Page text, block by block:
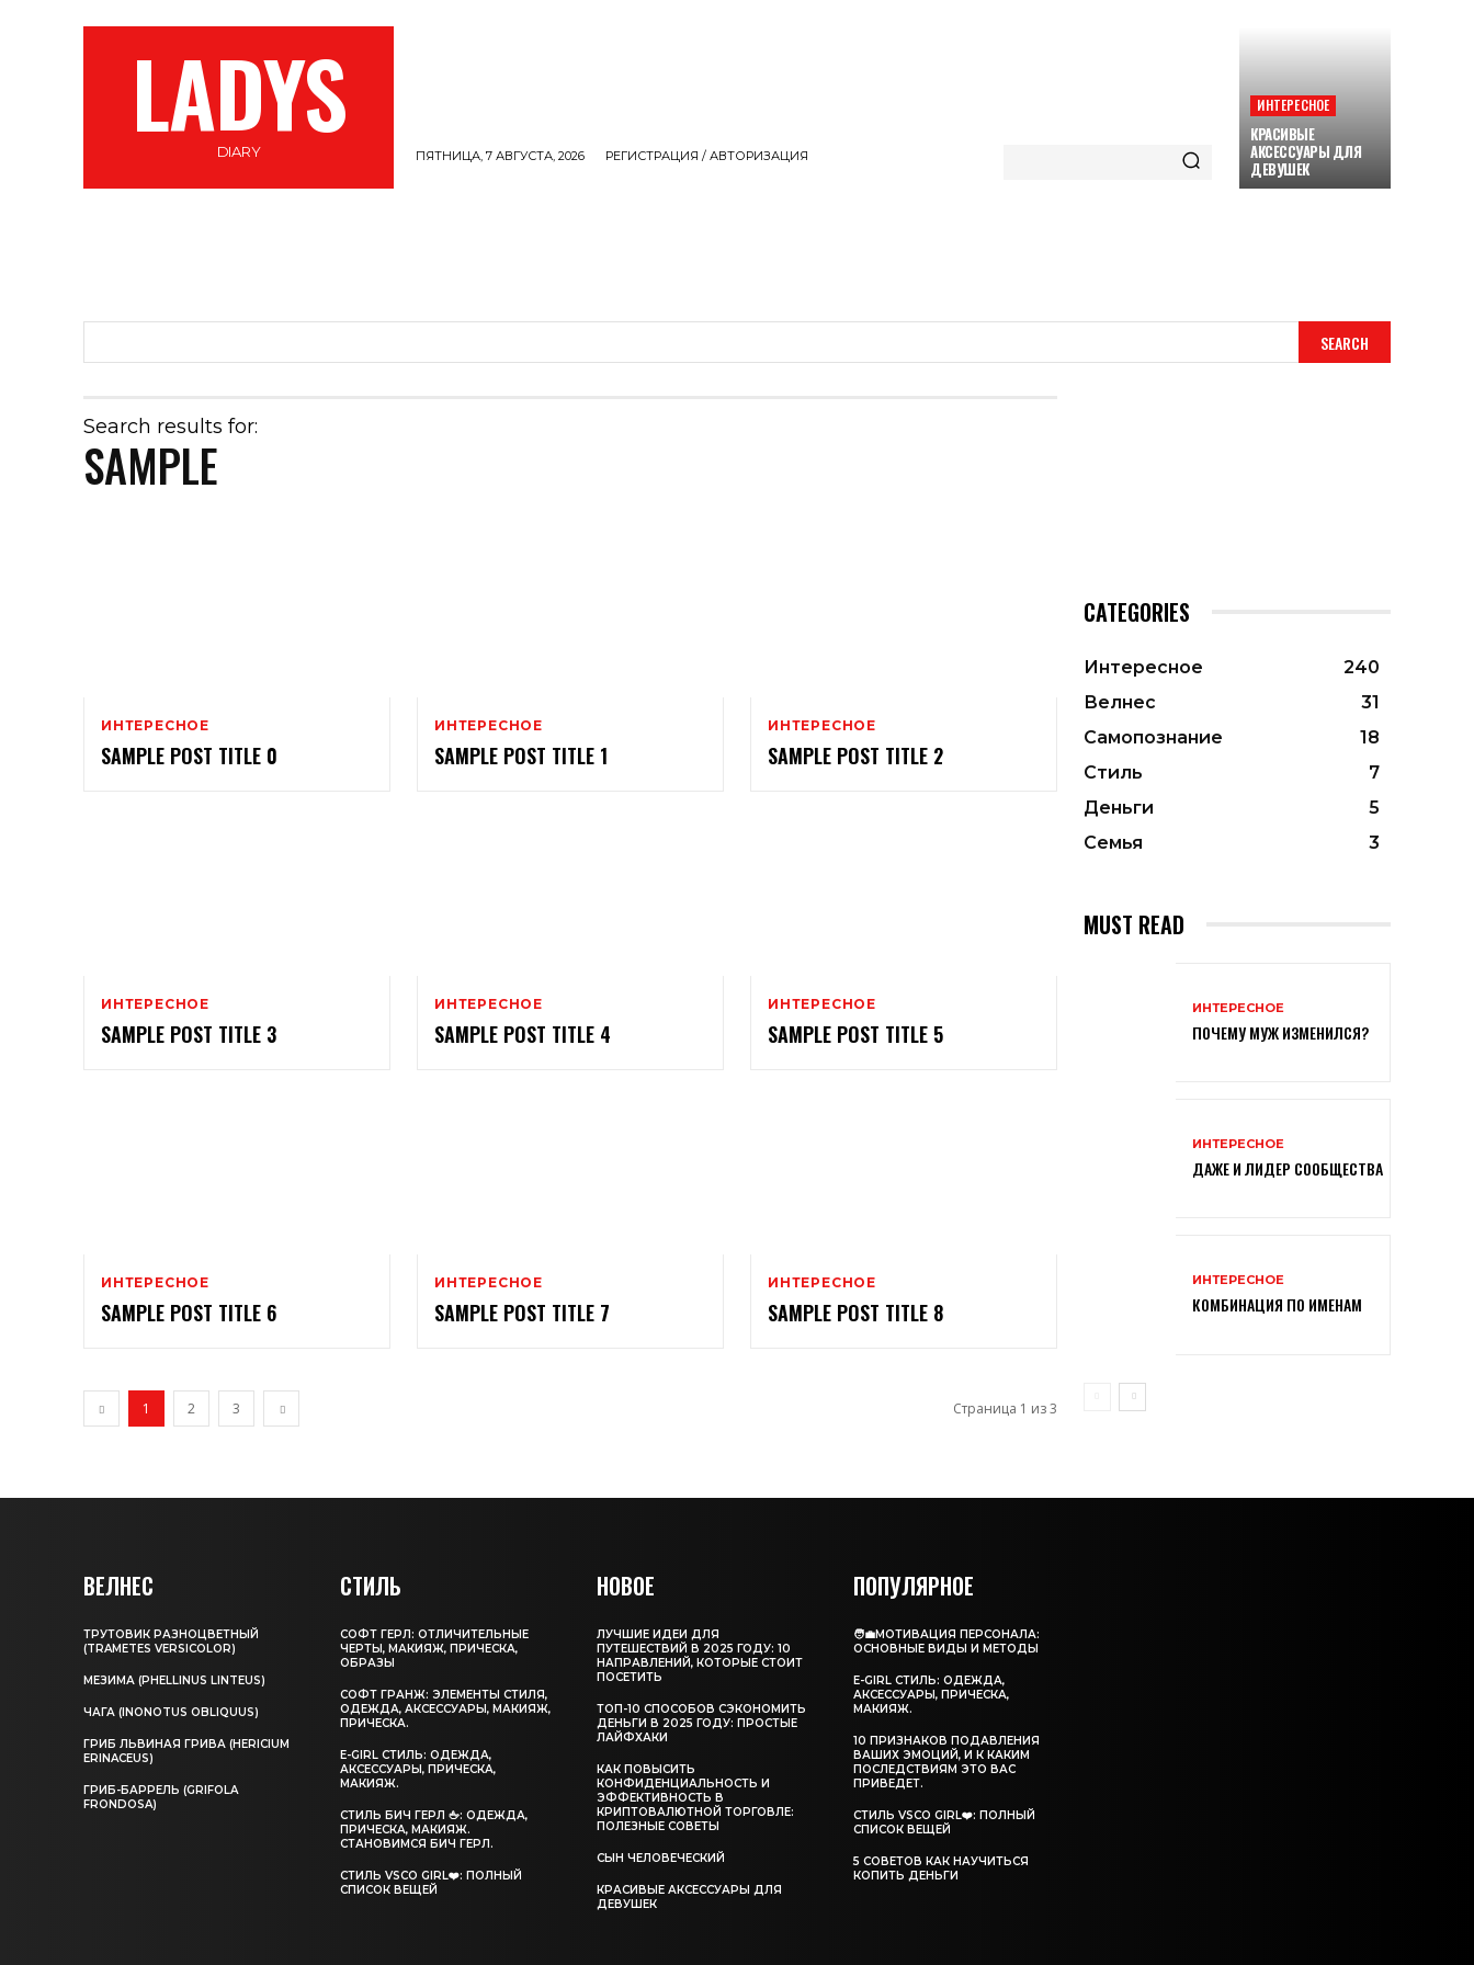
LADYS
DIARY ПЯТНИЦА, 7 АВГУСТА, 2026 РЕГИСТРАЦИЯ / АВТОРИЗАЦИЯ
ИНТЕРЕСНОЕ
КРАСИВЫЕ
АКСЕССУАРЫ ДЛЯ
ДЕВУШЕК
SEARCH
Search results for:
SAMPLE
ИНТЕРЕСНОЕ
SAMPLE POST TITLE 0
ИНТЕРЕСНОЕ
SAMPLE POST TITLE 1
ИНТЕРЕСНОЕ
SAMPLE POST TITLE 2
ИНТЕРЕСНОЕ
SAMPLE POST TITLE 3
ИНТЕРЕСНОЕ
SAMPLE POST TITLE 4
ИНТЕРЕСНОЕ
SAMPLE POST TITLE 5
ИНТЕРЕСНОЕ
SAMPLE POST TITLE 6
ИНТЕРЕСНОЕ
SAMPLE POST TITLE 7
ИНТЕРЕСНОЕ
SAMPLE POST TITLE 8
1 2 3 Страница 1 из 3
CATEGORIES
Интересное
240
Велнес
31
Самопознание
18
Стиль
7
Деньги
5
Семья
3
MUST READ
ИНТЕРЕСНОЕ
ПОЧЕМУ МУЖ ИЗМЕНИЛСЯ?
ИНТЕРЕСНОЕ
ДАЖЕ И ЛИДЕР СООБЩЕСТВА
ИНТЕРЕСНОЕ
КОМБИНАЦИЯ ПО ИМЕНАМ
ВЕЛНЕС
ТРУТОВИК РАЗНОЦВЕТНЫЙ
(TRAMETES VERSICOLOR)
МЕЗИМА (PHELLINUS LINTEUS)
ЧАГА (INONOTUS OBLIQUUS)
ГРИБ ЛЬВИНАЯ ГРИВА (HERICIUM
ERINACEUS)
ГРИБ-БАРРЕЛЬ (GRIFOLA
FRONDOSA)
СТИЛЬ
СОФТ ГЕРЛ: ОТЛИЧИТЕЛЬНЫЕ
ЧЕРТЫ, МАКИЯЖ, ПРИЧЕСКА,
ОБРАЗЫ
СОФТ ГРАНЖ: ЭЛЕМЕНТЫ СТИЛЯ,
ОДЕЖДА, АКСЕССУАРЫ, МАКИЯЖ,
ПРИЧЕСКА.
E-GIRL СТИЛЬ: ОДЕЖДА,
АКСЕССУАРЫ, ПРИЧЕСКА,
МАКИЯЖ.
CТИЛЬ БИЧ ГЕРЛ 🖕: ОДЕЖДА,
ПРИЧЕСКА, МАКИЯЖ.
СТАНОВИМСЯ БИЧ ГЕРЛ.
СТИЛЬ VSCO GIRL❤️: ПОЛНЫЙ
СПИСОК ВЕЩЕЙ
НОВОЕ
ЛУЧШИЕ ИДЕИ ДЛЯ
ПУТЕШЕСТВИЙ В 2025 ГОДУ: 10
НАПРАВЛЕНИЙ, КОТОРЫЕ СТОИТ
ПОСЕТИТЬ
ТОП-10 СПОСОБОВ СЭКОНОМИТЬ
ДЕНЬГИ В 2025 ГОДУ: ПРОСТЫЕ
ЛАЙФХАКИ
КАК ПОВЫСИТЬ
КОНФИДЕНЦИАЛЬНОСТЬ И
ЭФФЕКТИВНОСТЬ В
КРИПТОВАЛЮТНОЙ ТОРГОВЛЕ:
ПОЛЕЗНЫЕ СОВЕТЫ
СЫН ЧЕЛОВЕЧЕСКИЙ
КРАСИВЫЕ АКСЕССУАРЫ ДЛЯ
ДЕВУШЕК
ПОПУЛЯРНОЕ
🧑‍💼МОТИВАЦИЯ ПЕРСОНАЛА:
ОСНОВНЫЕ ВИДЫ И МЕТОДЫ
E-GIRL СТИЛЬ: ОДЕЖДА,
АКСЕССУАРЫ, ПРИЧЕСКА,
МАКИЯЖ.
10 ПРИЗНАКОВ ПОДАВЛЕНИЯ
ВАШИХ ЭМОЦИЙ, И К КАКИМ
ПОСЛЕДСТВИЯМ ЭТО ВАС
ПРИВЕДЕТ.
СТИЛЬ VSCO GIRL❤️: ПОЛНЫЙ
СПИСОК ВЕЩЕЙ
5 СОВЕТОВ КАК НАУЧИТЬСЯ
КОПИТЬ ДЕНЬГИ